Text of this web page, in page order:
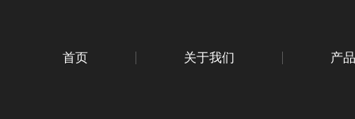
首页 关于我们 产